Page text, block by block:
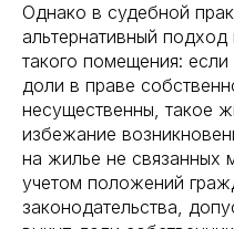
Однако в судебной
альтернативный
такого помещения:
доли в праве
несущественны, такое
избежание
на жилье не
учетом положений
законодательства,